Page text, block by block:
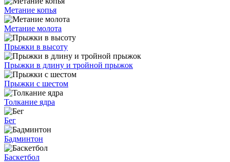
Метание копья
Метание молота
Прыжки в высоту
Прыжки в длину и тройной прыжок
Прыжки с шестом
Толкание ядра
Бег
Бадминтон
Баскетбол